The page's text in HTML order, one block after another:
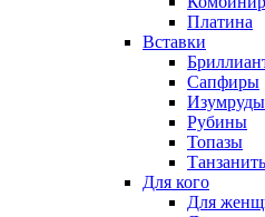
Платина
Вставки
Сапфиры
Изумруды
Рубины
Топазы
Для кого
Для